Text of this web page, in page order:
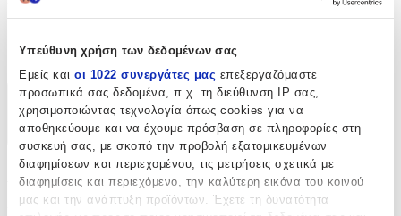
Υπεύθυνη χρήση των δεδομένων σας
Εμείς και οι 1022 συνεργάτες μας επεξεργαζόμαστε
προσωπικά σας δεδομένα, π.χ. τη διεύθυνση IP σας,
χρησιμοποιώντας τεχνολογία όπως cookies για να
αποθηκεύουμε και να έχουμε πρόσβαση σε πληροφορίες στη
συσκευή σας, με σκοπό την προβολή εξατομικευμένων
διαφημίσεων και περιεχομένου, τις μετρήσεις σχετικά με
διαφημίσεις και περιεχόμενο, την καλύτερη εικόνα του κοινού
μας και την ανάπτυξη προϊόντων. Έχετε τη δυνατότητα
cm
Χαρακτηριστικά
+
Χαρακτηριστικά